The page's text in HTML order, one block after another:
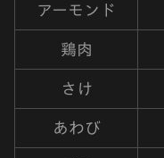
アーモンド
鶏肉
さけ
あわび